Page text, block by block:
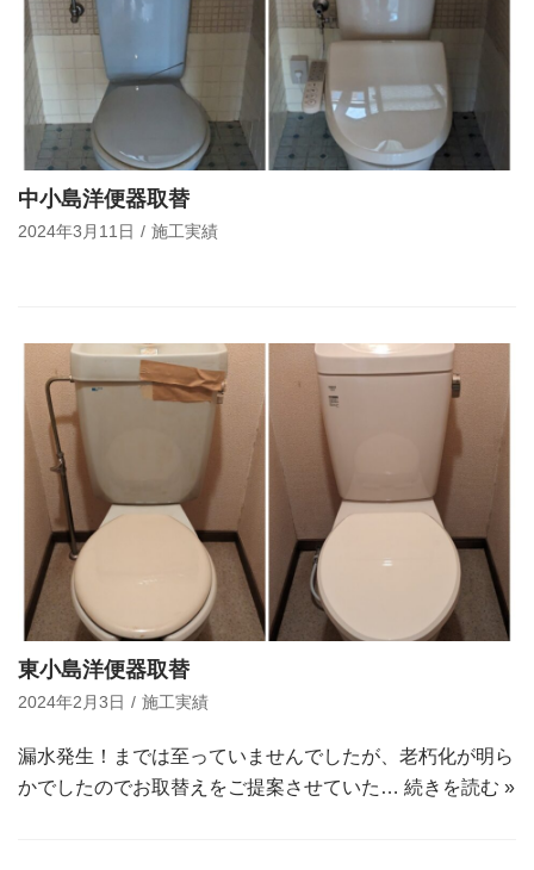
中小島洋便器取替
2024年3月11日 施工実績
東小島洋便器取替
2024年2月3日 施工実績
漏水発生！までは至っていませんでしたが、老朽化が明ら
かでしたのでお取替えをご提案させていた… 続きを読む »